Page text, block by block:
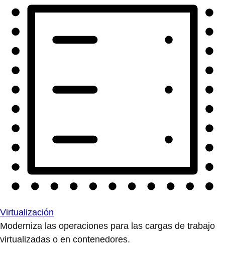
Virtualización
Moderniza las operaciones para las cargas de trabajo
virtualizadas o en contenedores.